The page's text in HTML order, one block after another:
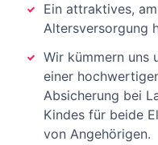
Ein attraktives,
Altersversorgung
Wir kümmern uns
einer
Absicherung bei
Kindes für beide
von Angehörigen.